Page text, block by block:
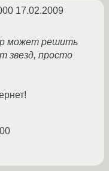
17.02.2009
может решить
звезд, просто